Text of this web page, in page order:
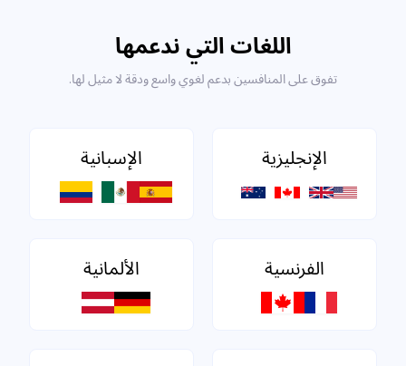
اللغات التي ندعمها
تفوق على المنافسين بدعم لغوي واسع ودقة لا مثيل لها.
الإنجليزية الإسبانية
الفرنسية الألمانية